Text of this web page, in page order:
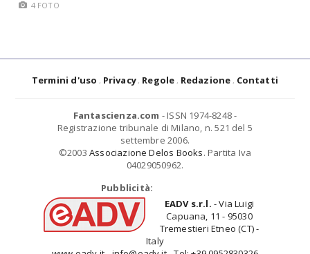
4 FOTO
Termini d'uso Privacy Regole Redazione Contatti
Fantascienza.com - ISSN 1974-8248 -
Registrazione tribunale di Milano, n. 521 del 5
settembre 2006.
©2003 Associazione Delos Books. Partita Iva
04029050962.
Pubblicità:
EADV s.r.l. - Via Luigi
Capuana, 11 - 95030
Tremestieri Etneo (CT) -
Italy